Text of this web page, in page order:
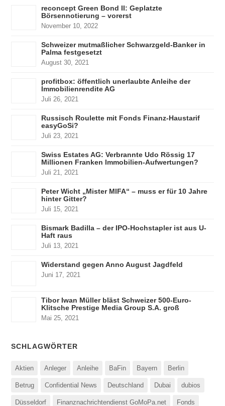
reconcept Green Bond II: Geplatzte
Börsennotierung – vorerst
November 10, 2022
Schweizer mutmaßlicher Schwarzgeld-Banker in
Palma festgesetzt
August 30, 2021
profitbox: öffentlich unerlaubte Anleihe der
Immobilienrendite AG
Juli 26, 2021
Russisch Roulette mit Fonds Finanz-Haustarif
easyGoSi?
Juli 23, 2021
Swiss Estates AG: Verbrannte Udo Rössig 17
Millionen Franken Immobilien-Aufwertungen?
Juli 21, 2021
Peter Wicht „Mister MIFA“ – muss er für 10 Jahre
hinter Gitter?
Juli 15, 2021
Bismark Badilla – der IPO-Hochstapler ist aus U-
Haft raus
Juli 13, 2021
Widerstand gegen Anno August Jagdfeld
Juni 17, 2021
Tibor Iwan Müller bläst Schweizer 500-Euro-
Klitsche Prestige Media Group S.A. groß
Mai 25, 2021
SCHLAGWÖRTER
Aktien Anleger Anleihe BaFin Bayern Berlin
Betrug Confidential News Deutschland Dubai dubios
Düsseldorf Finanznachrichtendienst GoMoPa.net Fonds